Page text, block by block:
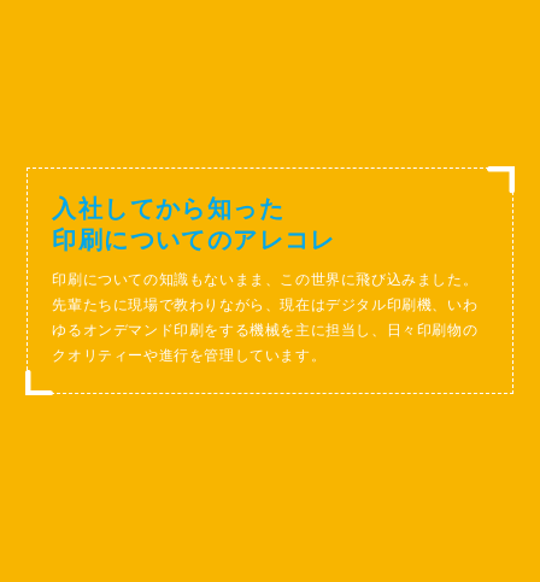
入社してから知った
印刷についてのアレコレ
印刷についての知識もないまま、この世界に飛び込みました。
先輩たちに現場で教わりながら、現在はデジタル印刷機、いわ
ゆるオンデマンド印刷をする機械を主に担当し、日々印刷物の
クオリティーや進行を管理しています。